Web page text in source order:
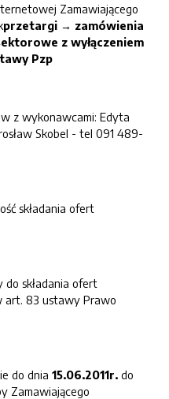
Zamawiającego
przetargi → zamówienia
z wyłączeniem
Pzp
z wykonawcami: Edyta
Skobel - tel 091 489-
składania ofert
do składania ofert
art. 83 ustawy Prawo
do dnia 15.06.2011r. do
Zamawiającego